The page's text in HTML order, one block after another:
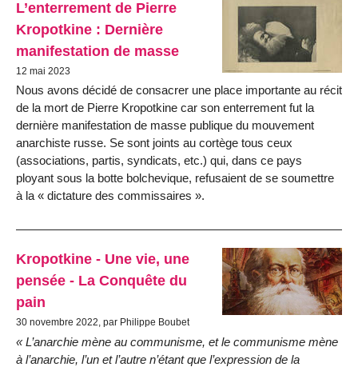
L’enterrement de Pierre
Kropotkine : Dernière
manifestation de masse
12 mai 2023
Nous avons décidé de consacrer une place importante au récit
de la mort de Pierre Kropotkine car son enterrement fut la
dernière manifestation de masse publique du mouvement
anarchiste russe. Se sont joints au cortège tous ceux
(associations, partis, syndicats, etc.) qui, dans ce pays
ployant sous la botte bolchevique, refusaient de se soumettre
à la
dictature des commis­saires .
Kropotkine - Une vie, une
pensée - La Conquête du
pain
30 novembre 2022, par Philippe Boubet
« L’anarchie mène au communisme, et le communisme mène
à l’anarchie, l’un et l’autre n’étant que l’expression de la